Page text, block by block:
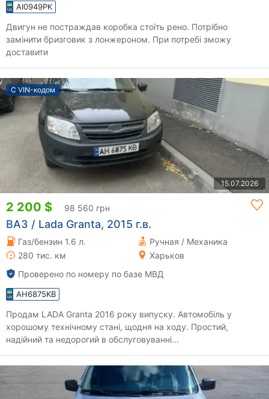
AI0949PK
Двигун не постраждав коробка стоїть рено. Потрібно
замінити бризговик з лонжероном. При потребі зможу
доставити
С VIN-кодом
15.07.2026
2 200 $ 98 560 грн
ВАЗ / Lada Granta, 2015 г.в.
Газ/бензин 1.6 л.
Ручная / Механика
280 тис. км
Харьков
Проверено по номеру по базе МВД
AH6875KB
Продам LADA Granta 2016 року випуску. Автомобіль у
хорошому технічному стані, щодня на ходу. Простий,
надійний та недорогий в обслуговуванні...